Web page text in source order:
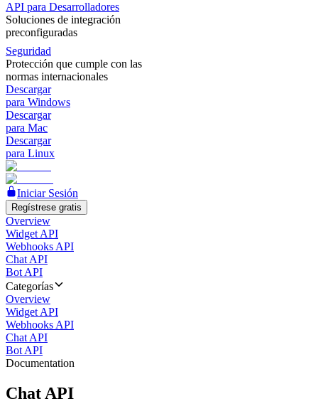
API para Desarrolladores
Soluciones de integración
preconfiguradas
Seguridad
Protección que cumple con las
normas internacionales
Descargar
para Windows
Descargar
para Mac
Descargar
para Linux
Iniciar Sesión
Regístrese gratis
Overview
Widget API
Webhooks API
Chat API
Bot API
Categorías
Overview
Widget API
Webhooks API
Chat API
Bot API
Documentation
Chat API